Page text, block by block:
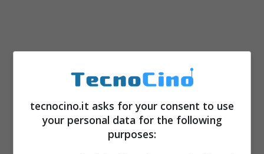
tecnocino.it asks for your consent to use
your personal data for the following
purposes: